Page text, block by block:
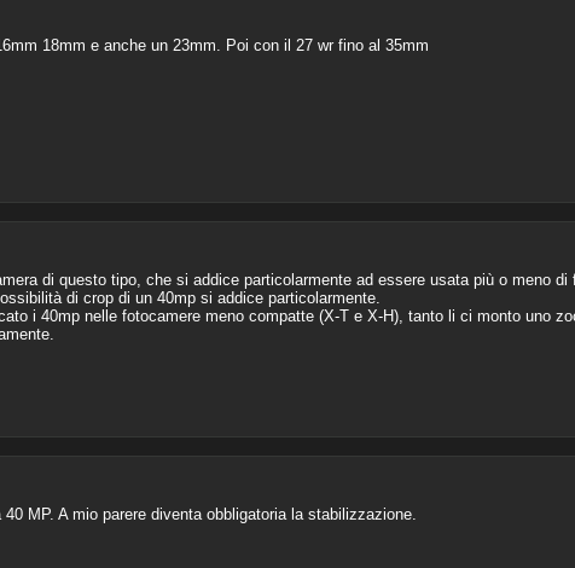
18mm e anche un 23mm. Poi con il 27 wr fino al 35mm
di questo tipo, che si addice particolarmente ad essere usata più o meno
di crop di un 40mp si addice particolarmente.
i 40mp nelle fotocamere meno compatte (X-T e X-H), tanto li ci monto uno
MP. A mio parere diventa obbligatoria la stabilizzazione.